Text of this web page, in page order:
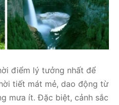
điểm lý tưởng nhất để
tiết mát mẻ, dao động từ
mưa ít. Đặc biệt, cảnh sắc